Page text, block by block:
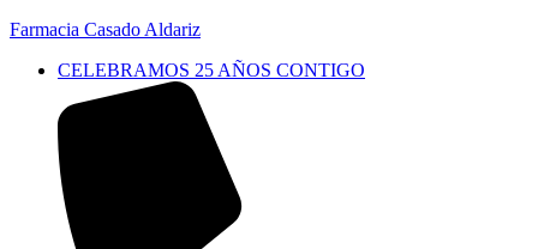
Farmacia Casado Aldariz
CELEBRAMOS 25 AÑOS CONTIGO